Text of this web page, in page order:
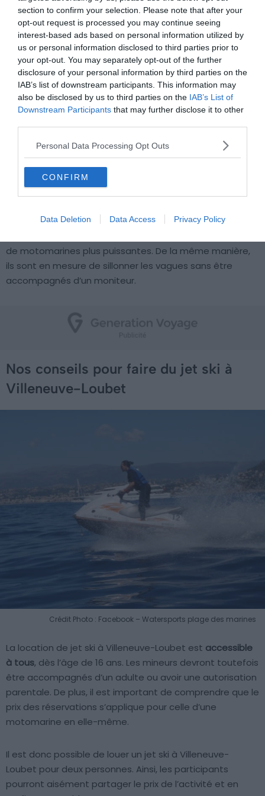
section to confirm your selection. Please note that after your
opt-out request is processed you may continue seeing
interest-based ads based on personal information utilized by
us or personal information disclosed to third parties prior to
your opt-out. You may separately opt-out of the further
disclosure of your personal information by third parties on the
IAB’s list of downstream participants. This information may
also be disclosed by us to third parties on the IAB’s List of
Downstream Participants that may further disclose it to other
Personal Data Processing Opt Outs
CONFIRM
Data Deletion Data Access Privacy Policy
et où ?
Location de jet ski à Saint-Raphaël : comment faire
et où ?
Location de jet ski au Lavandou : comment faire et où
?
Location de jet ski à Sainte-Maxime : comment faire
et où ?
Faut-il un permis pour faire du jet ski
à Villeneuve-Loubet ?
louer un jet ski à Villeneuve-Loubet. Les personnes ayant
de motomarines plus puissantes. De la même manière,
ils sont en mesure de sillonner les vagues sans être
accompagnés d’un moniteur.
Nos conseils pour faire du jet ski à
Villeneuve-Loubet
Crédit Photo : Facebook – Watersports plage des marines
La location de jet ski à Villeneuve-Loubet est accessible
à tous, dès l’âge de 16 ans. Les mineurs devront toutefois
être accompagnés d’un adulte ou avoir une autorisation
parentale. De plus, il est important de comprendre que le
prix des réservations s’applique pour celle d’une
motomarine en elle-même.
Il est donc possible de louer un jet ski à Villeneuve-
Loubet pour deux personnes. Ainsi, les participants
pourront aisément partager le prix de l’activité et en